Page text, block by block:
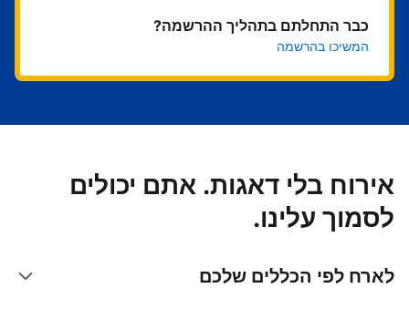
כבר התחלתם בתהליך ההרשמה?
המשיכו בהרשמה
אירוח בלי דאגות. אתם יכולים
לסמוך עלינו.
לארח לפי הכללים שלכם